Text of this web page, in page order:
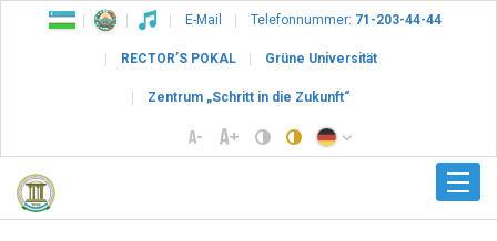
E-Mail Telefonnummer: 71-203-44-44
RECTOR’S POKAL Grüne Universität
Zentrum „Schritt in die Zukunft“